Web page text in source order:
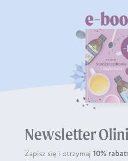
Newsletter Olini
Zapisz się i otrzymaj 10%